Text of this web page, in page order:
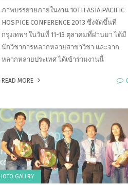
ภาพบรรยายภายในงาน 10TH ASIA PACIFIC
HOSPICE CONFERENCE 2013 ซึ่งจัดขึ้นที่
กรุงเทพฯ ในวันที่ 11-13 ตุลาคมที่ผ่านมา ได้มี
นักวิชาการหลากหลายสาขาวิชา และจาก
หลากหลายประเทศ ได้เข้าร่วมงานนี้
READ MORE
GALLRY